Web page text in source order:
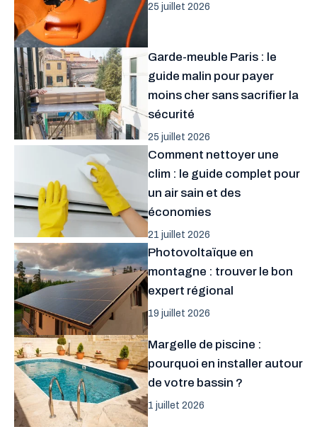
25 juillet 2026
Garde-meuble Paris : le
guide malin pour payer
moins cher sans sacrifier la
sécurité
25 juillet 2026
Comment nettoyer une
clim : le guide complet pour
un air sain et des
économies
21 juillet 2026
Photovoltaïque en
montagne : trouver le bon
expert régional
19 juillet 2026
Margelle de piscine :
pourquoi en installer autour
de votre bassin ?
1 juillet 2026